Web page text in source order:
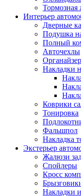
Тормозная
Интерьер
Дверные
Подушка
Полный
Авточехлы
Накладки
Коврики
Тонировка
Фальшпол
Накладка
Экстерьер
Жалюзи
Спойлеры
Кросс
Накладки